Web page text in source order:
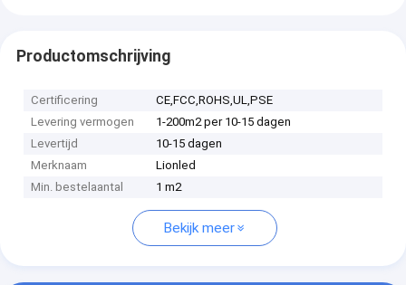
Productomschrijving
Certificering
CE,FCC,ROHS,UL,PSE
Levering vermogen
1-200m2 per 10-15 dagen
Levertijd
10-15 dagen
Merknaam
Lionled
Min. bestelaantal
1 m2
Bekijk meer